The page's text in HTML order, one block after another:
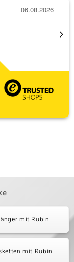
06.08.2026
mit Rubin
mit Rubin